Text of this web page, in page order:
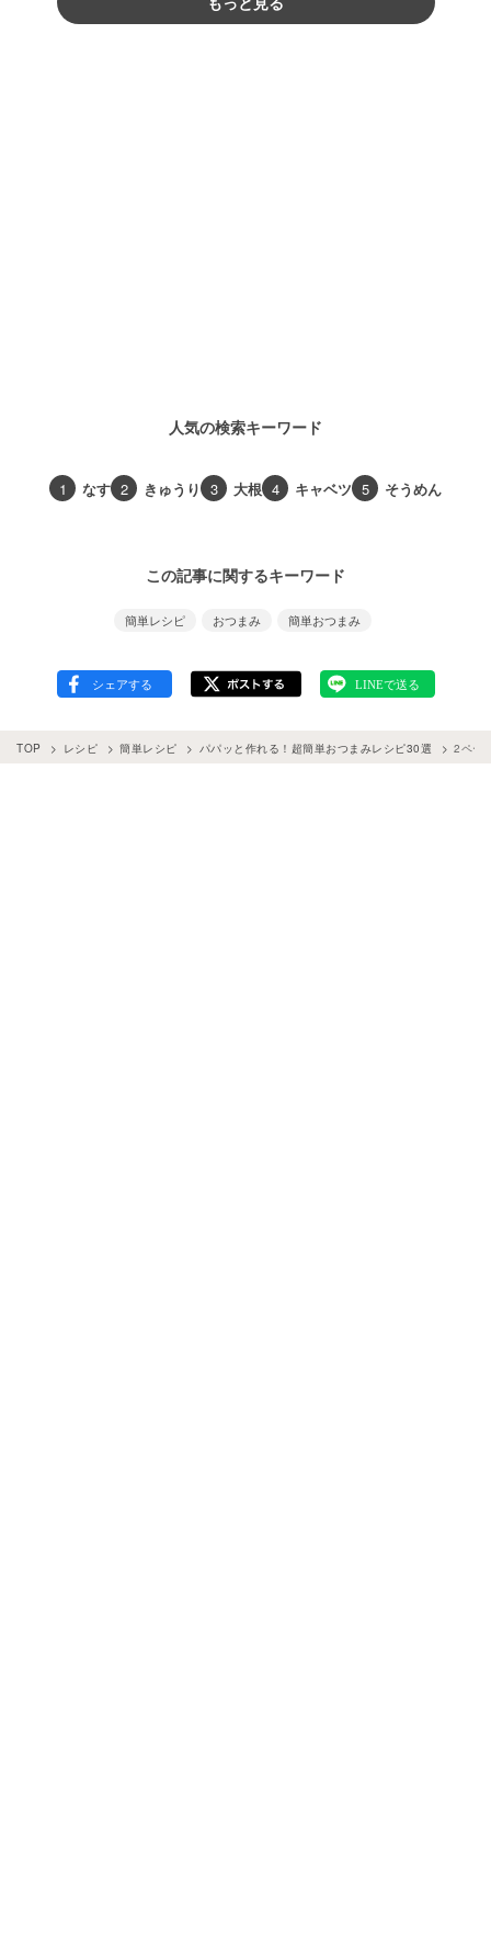
人気の検索キーワード
1 なす 2 きゅうり 3 大根 4 キャベツ 5 そうめん
この記事に関するキーワード
簡単レシピ おつまみ 簡単おつまみ
TOP レシピ 簡単レシピ パパッと作れる！超簡単おつまみレシピ30選 2ペー